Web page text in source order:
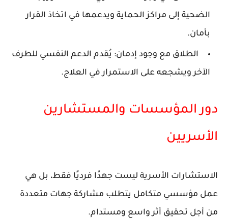
الضحية إلى مراكز الحماية ويدعمها في اتخاذ القرار
بأمان.
الطلاق مع وجود إدمان: يُقدم الدعم النفسي للطرف
الآخر ويشجعه على الاستمرار في العلاج.
دور المؤسسات والمستشارين
الأسريين
الاستشارات الأسرية ليست جهدًا فرديًا فقط، بل هي
عمل مؤسسي متكامل يتطلب مشاركة جهات متعددة
من أجل تحقيق أثر واسع ومستدام.